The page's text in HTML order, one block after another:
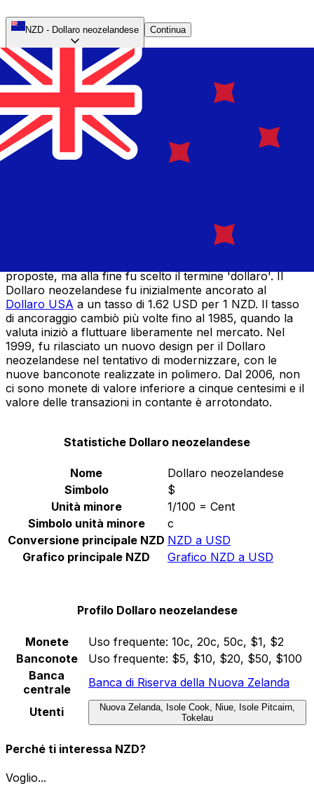
NZD - Dollaro neozelandese Continua
Introdotto nel 1840, il Pound neozelandese è stata la
prima valuta ufficiale della Nuova Zelanda. Fino a quel
momento, sia le monete britanniche che quelle
australiane circolavano in Nuova Zelanda e
continuarono a farlo fino al 1897. Le banconote in
Pound furono prodotte dalle sei diverse banche
commerciali fino al 1924, quando fu implementato un
unico design uniforme. Un decennio dopo, fu istituita la
Dollaro neozelandese sostituì il Pound neozelandese. Ci
fu molta discussione pubblica su come sarebbe stata
proposte, ma alla fine fu scelto il termine 'dollaro'. Il
Dollaro neozelandese fu inizialmente ancorato al
Dollaro USA a un tasso di 1.62 USD per 1 NZD. Il tasso
di ancoraggio cambiò più volte fino al 1985, quando la
valuta iniziò a fluttuare liberamente nel mercato. Nel
1999, fu rilasciato un nuovo design per il Dollaro
neozelandese nel tentativo di modernizzare, con le
nuove banconote realizzate in polimero. Dal 2006, non
ci sono monete di valore inferiore a cinque centesimi e il
valore delle transazioni in contante è arrotondato.
Statistiche Dollaro neozelandese
Nome
Dollaro neozelandese
Simbolo
$
Unità minore
1/100 = Cent
Simbolo unità minore
c
Conversione principale NZD NZD a USD
Grafico principale NZD
Grafico NZD a USD
Profilo Dollaro neozelandese
Monete Uso frequente: 10c, 20c, 50c, $1, $2
Banconote
Uso frequente: $5, $10, $20, $50, $100
Banca
centrale
Banca di Riserva della Nuova Zelanda
Utenti
Nuova Zelanda, Isole Cook, Niue, Isole Pitcairn,
Tokelau
Perché ti interessa NZD?
Voglio...